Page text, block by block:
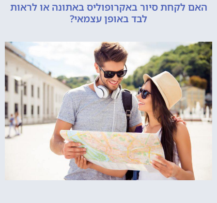
סיור באקרופוליס באתונה או לראות
לבד באופן עצמאי?